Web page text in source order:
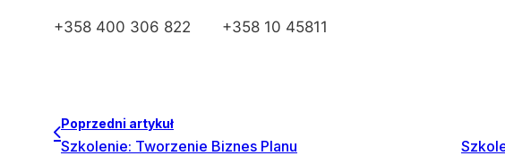
+358 400 306 822 +358 10 45811
Poprzedni artykuł
Szkolenie: Tworzenie Biznes Planu